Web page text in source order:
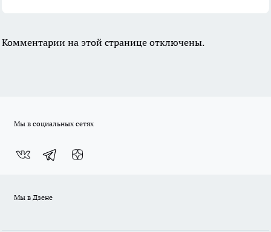
Комментарии на этой странице отключены.
Мы в социальных сетях
Мы в Дзене